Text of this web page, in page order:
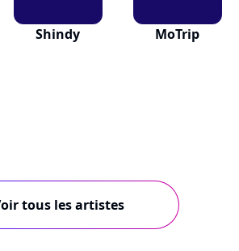
Shindy MoTrip
tous les artistes